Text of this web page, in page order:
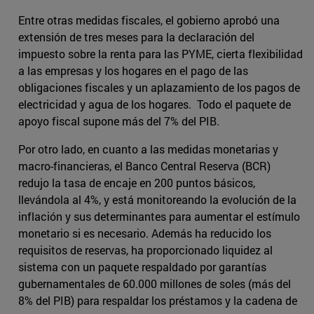
Entre otras medidas fiscales, el gobierno aprobó una
extensión de tres meses para la declaración del
impuesto sobre la renta para las PYME, cierta flexibilidad
a las empresas y los hogares en el pago de las
obligaciones fiscales y un aplazamiento de los pagos de
electricidad y agua de los hogares. Todo el paquete de
apoyo fiscal supone más del 7% del PIB.
Por otro lado, en cuanto a las medidas monetarias y
macro-financieras, el Banco Central Reserva (BCR)
redujo la tasa de encaje en 200 puntos básicos,
llevándola al 4%, y está monitoreando la evolución de la
inflación y sus determinantes para aumentar el estímulo
monetario si es necesario. Además ha reducido los
requisitos de reservas, ha proporcionado liquidez al
sistema con un paquete respaldado por garantías
gubernamentales de 60.000 millones de soles (más del
8% del PIB) para respaldar los préstamos y la cadena de